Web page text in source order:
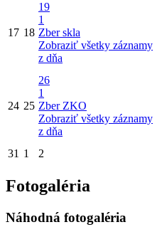
17 18
19
1
Zber skla
Zobraziť všetky záznamy
z dňa
24 25
26
1
Zber ZKO
Zobraziť všetky záznamy
z dňa
31 1 2
Fotogaléria
Náhodná fotogaléria